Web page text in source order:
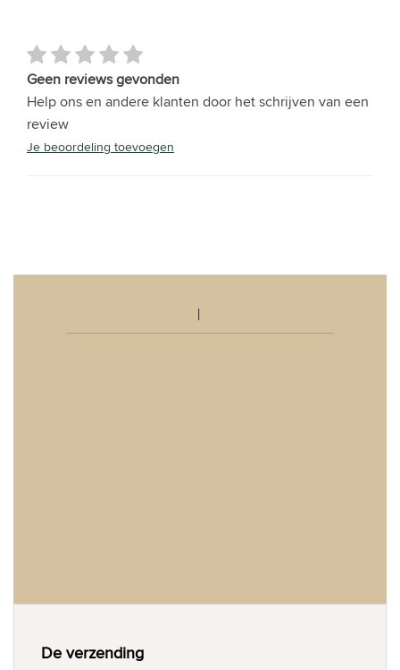
Geen reviews gevonden
Help ons en andere klanten door het schrijven van een
review
Je beoordeling toevoegen
De verzending